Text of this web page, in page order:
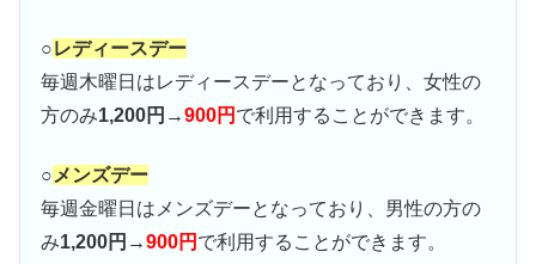
○レディースデー
毎週木曜日はレディースデーとなっており、女性の
方のみ1,200円→900円 で利用することができます。
○ メンズデー
毎週金曜日はメンズデーとなっており、男性の方の
み1,200円→900円 で利用することができます。